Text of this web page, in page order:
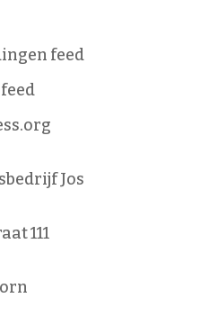
feed
Jos
111